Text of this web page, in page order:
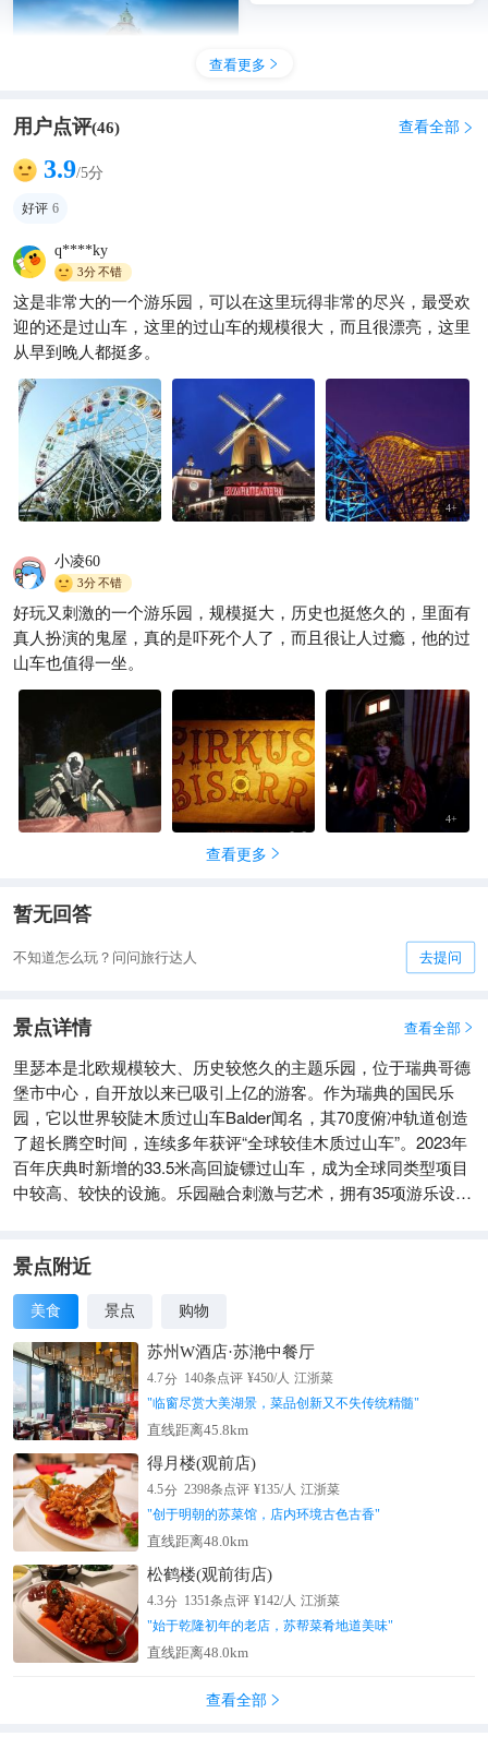
哥德堡3日完整行程｜老城美食
+乐园+西海岸群岛一站式打卡
SSVIVAN 231
查看更多 
用户点评(46) 查看全部 
3.9/5分
好评 6
q****ky
3分不错
这是非常大的一个游乐园，可以在这里玩得非常的尽兴，最受欢
迎的还是过山车，这里的过山车的规模很大，而且很漂亮，这里
从早到晚人都挺多。
4+
小凌60
3分不错
好玩又刺激的一个游乐园，规模挺大，历史也挺悠久的，里面有
真人扮演的鬼屋，真的是吓死个人了，而且很让人过瘾，他的过
山车也值得一坐。
4+
查看更多 
暂无回答
不知道怎么玩？问问旅行达人 去提问
景点详情 查看全部 
​​里瑟本是北欧规模较大、历史较悠久的主题乐园，位于瑞典哥德
堡市中心，自开放以来已吸引上亿的游客。作为瑞典的国民乐
园，它以​​世界较陡木质过山车Balder​​闻名，其70度俯冲轨道创造
了超长腾空时间，连续多年获评“全球较佳木质过山车”。2023年
百年庆典时新增的​​33.5米高回旋镖过山车​​，成为全球同类型项目
中较高、较快的设施。乐园融合刺激与艺术，拥有35项游乐设
集，玉桂甜酒与驯鹿烤肉香气弥漫。这座百年乐园以“永不沉
闷”为信条，既是冒险者的天堂，也是北欧文化活力的缩影。
景点附近
美食 景点 购物
苏州W酒店·苏滟中餐厅
4.7分 140条点评 ¥450/人 江浙菜
"临窗尽赏大美湖景，菜品创新又不失传统精髓"
直线距离45.8km
得月楼(观前店)
4.5分 2398条点评 ¥135/人 江浙菜
"创于明朝的苏菜馆，店内环境古色古香"
直线距离48.0km
松鹤楼(观前街店)
4.3分 1351条点评 ¥142/人 江浙菜
"始于乾隆初年的老店，苏帮菜肴地道美味"
直线距离48.0km
查看全部 